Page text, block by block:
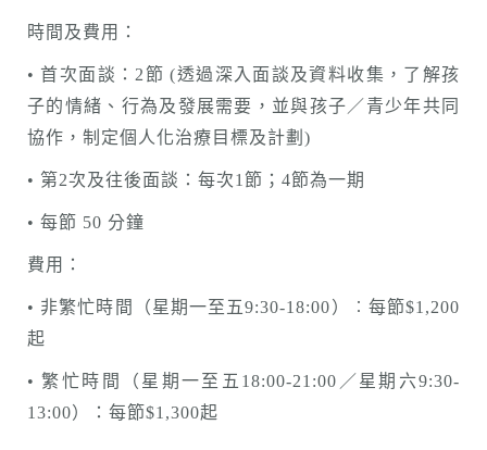
時間及費用：
• 首次面談：2節 (透過深入面談及資料收集，了解孩
子的情緒、行為及發展需要，並與孩子／青少年共同
協作，制定個人化治療目標及計劃)
• 第2次及往後面談：每次1節；4節為一期
• 每節 50 分鐘
費用：
• 非繁忙時間（星期一至五9:30-18:00）︰每節$1,200
起
• 繁忙時間（星期一至五18:00-21:00／星期六9:30-
13:00）：每節$1,300起